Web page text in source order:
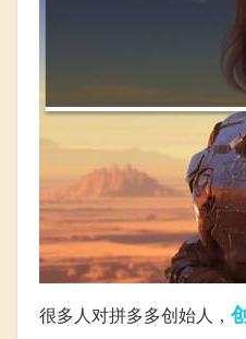
很多人对拼多多创始人，